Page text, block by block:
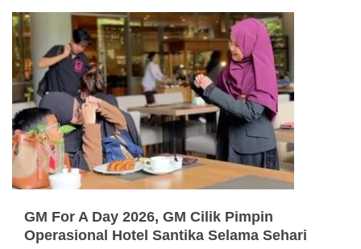
GM For A Day 2026, GM Cilik Pimpin
Operasional Hotel Santika Selama Sehari